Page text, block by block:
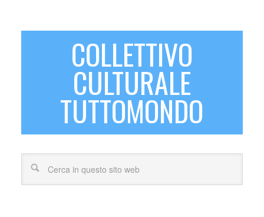
COLLETTIVO
CULTURALE
TUTTOMONDO